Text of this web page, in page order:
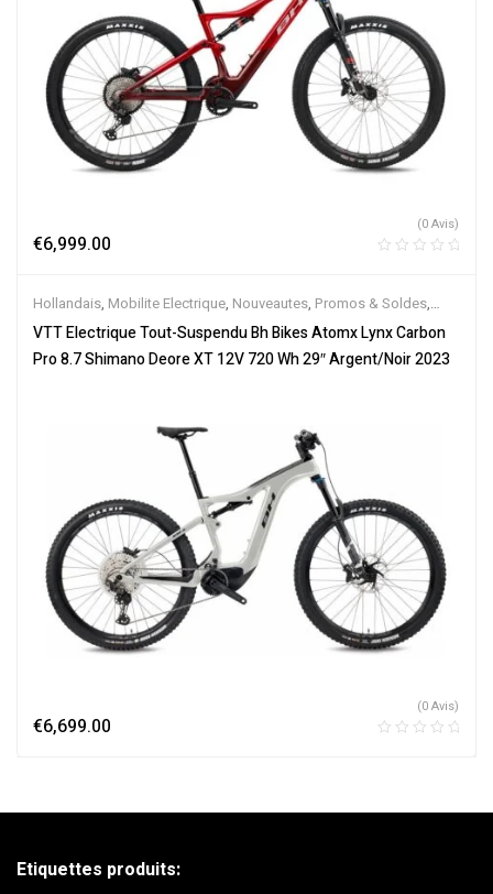
€6,999.00
(0 Avis)
Hollandais, Mobilite Electrique, Nouveautes, Promos & Soldes,
Tout-Suspendus,Vélo électrique ville,Velos Electriques,VTT
Électriques
VTT Electrique Tout-Suspendu Bh Bikes Atomx Lynx Carbon
Pro 8.7 Shimano Deore XT 12V 720 Wh 29″ Argent/Noir 2023
€6,699.00
(0 Avis)
Etiquettes produits: